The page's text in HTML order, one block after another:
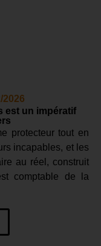
2026
est un impératif
protecteur tout en
incapables, et les
au réel, construit
comptable de la